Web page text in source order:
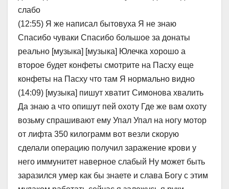
слабо
(12:55) Я же написал бытовуха Я не знаю
Спасибо чуваки Спасибо большое за донаты
реально [музыка] [музыка] Юлечка хорошо а
второе будет конфеты смотрите на Пасху еще
конфеты на Пасху что там Я нормально видно
(14:09) [музыка] пишут хватит Симонова хвалить
Да знаю а что опишут пей охоту Где же вам охоту
возьму спрашивают ему Упал Упал на ногу мотор
от лифта 350 килограмм вот везли скорую
сделали операцию получил заражение крови у
него иммунитет наверное слабый Ну может быть
заразился умер как бы знаете и слава Богу с этим